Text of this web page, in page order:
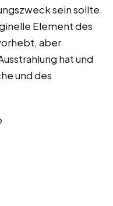
sein sollte.
Element des
aber
hat und
und des